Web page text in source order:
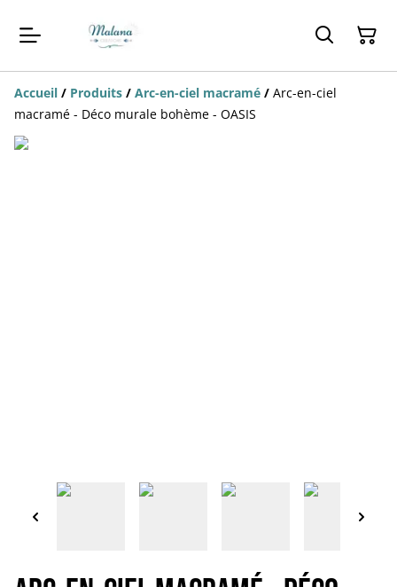
Accueil / Produits / Arc-en-ciel macramé / Arc-en-ciel
macramé - Déco murale bohème - OASIS